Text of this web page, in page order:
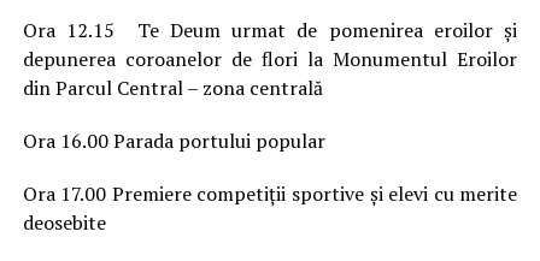
Ora 12.15 Te Deum urmat de pomenirea eroilor și
depunerea coroanelor de flori la Monumentul Eroilor
din Parcul Central – zona centrală
Ora 16.00 Parada portului popular
Ora 17.00 Premiere competiții sportive și elevi cu merite
deosebite